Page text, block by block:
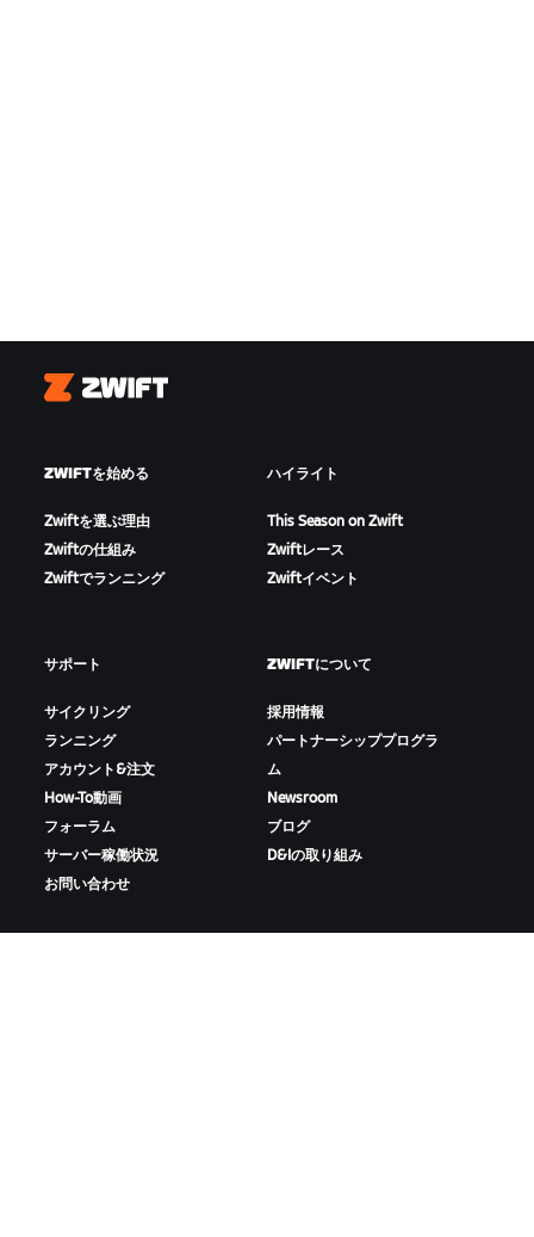
Zwift
ZWIFTを始める
Zwiftを選ぶ理由
Zwiftの仕組み
Zwiftでランニング
ハイライト
This Season on Zwift
Zwiftレース
Zwiftイベント
サポート
サイクリング
ランニング
アカウント&注文
How-To動画
フォーラム
サーバー稼働状況
お問い合わせ
ZWIFTについて
採用情報
パートナーシッププログラ
ム
Newsroom
ブログ
D&Iの取り組み